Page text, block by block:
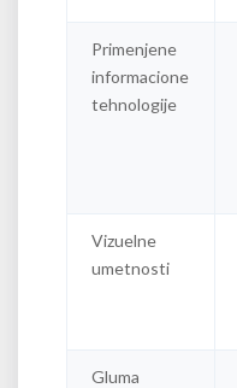
Primenjene
informacione
tehnologije
Vizuelne
umetnosti
Gluma